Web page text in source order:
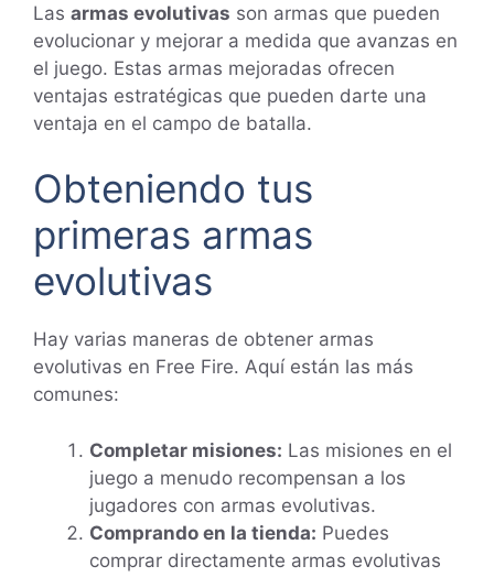
Las armas evolutivas son armas que pueden
evolucionar y mejorar a medida que avanzas en
el juego. Estas armas mejoradas ofrecen
ventajas estratégicas que pueden darte una
ventaja en el campo de batalla.
Obteniendo tus
primeras armas
evolutivas
Hay varias maneras de obtener armas
evolutivas en Free Fire. Aquí están las más
comunes:
Completar misiones: Las misiones en el
juego a menudo recompensan a los
jugadores con armas evolutivas.
Comprando en la tienda: Puedes
comprar directamente armas evolutivas